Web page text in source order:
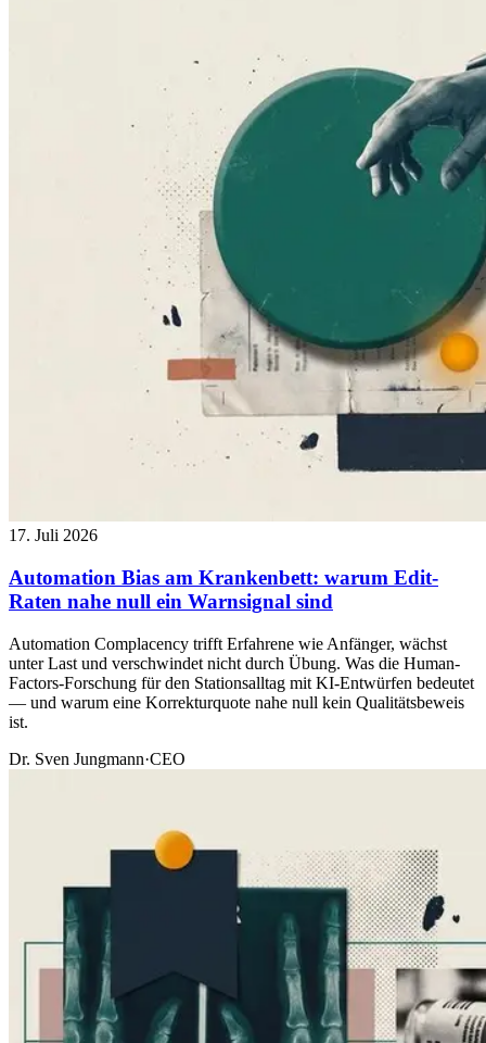
17. Juli 2026
Automation Bias am Krankenbett: warum Edit-
Raten nahe null ein Warnsignal sind
Automation Complacency trifft Erfahrene wie Anfänger, wächst
unter Last und verschwindet nicht durch Übung. Was die Human-
Factors-Forschung für den Stationsalltag mit KI-Entwürfen bedeutet
— und warum eine Korrekturquote nahe null kein Qualitätsbeweis
ist.
Dr. Sven Jungmann·CEO